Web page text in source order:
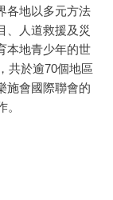
各地以多元方法
、人道救援及災
本地青少年的世
共於逾70個地區
施會國際聯會的